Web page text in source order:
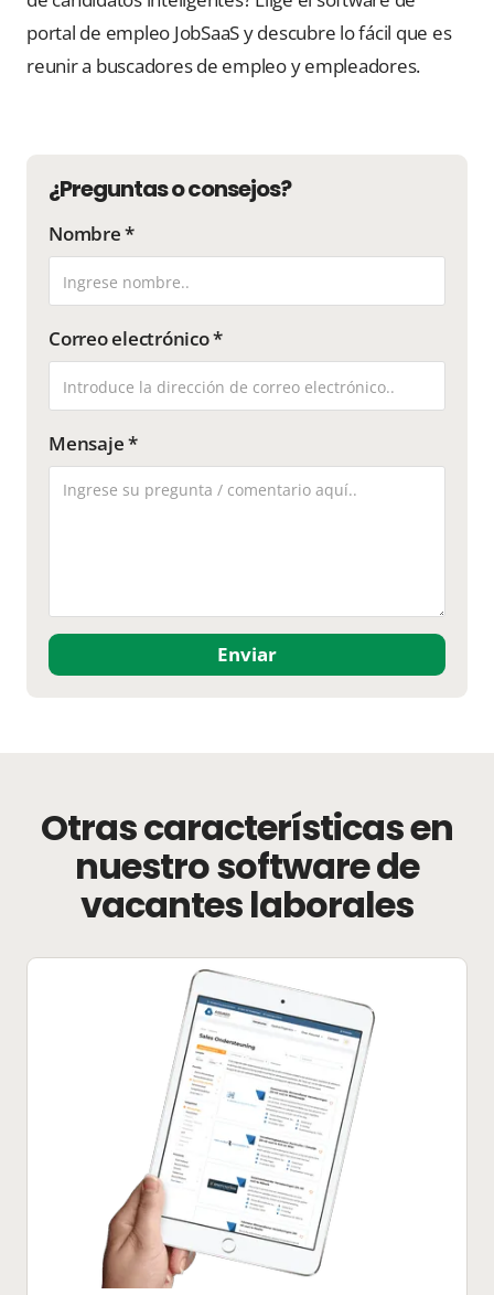
portal de empleo JobSaaS y descubre lo fácil que es
reunir a buscadores de empleo y empleadores.
¿Preguntas o consejos?
Nombre *
Correo electrónico *
Mensaje *
Enviar
Otras características en
nuestro software de
vacantes laborales